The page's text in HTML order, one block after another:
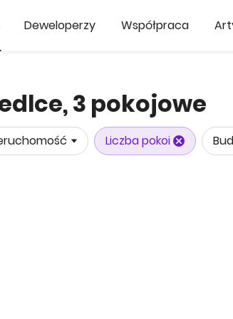
Deweloperzy Współpraca
3 pokojowe
Liczba pokoi